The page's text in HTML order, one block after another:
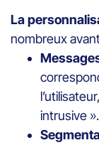
La
nombreux
intrusive ».